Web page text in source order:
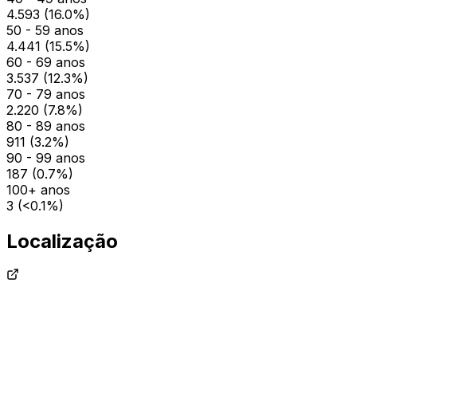
4.593 (16.0%)
50 - 59 anos
4.441 (15.5%)
60 - 69 anos
3.537 (12.3%)
70 - 79 anos
2.220 (7.8%)
80 - 89 anos
911 (3.2%)
90 - 99 anos
187 (0.7%)
100+ anos
3 (<0.1%)
Localização